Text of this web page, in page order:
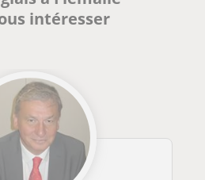
intéresser